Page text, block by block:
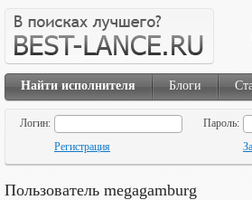
Найти исполнителя Блоги
Логин:
Пароль:
Регистрация
Пользователь megagamburg